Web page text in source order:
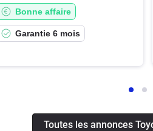
Bonne affaire
Garantie 6 mois
Toutes les annonces